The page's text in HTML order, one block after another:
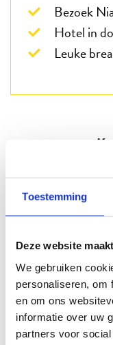
Toestemming
Deze website
We gebruiken
personaliseren, om
en om ons
informatie over uw
partners voor
Bezoek
Hotel in
Leuke
Zo